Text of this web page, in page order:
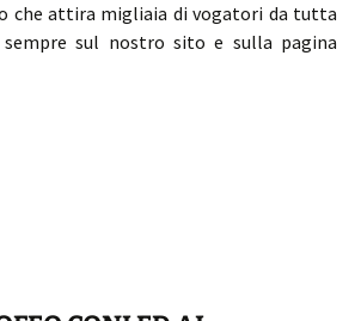
che attira migliaia di vogatori da tutta
sempre sul nostro sito e sulla pagina